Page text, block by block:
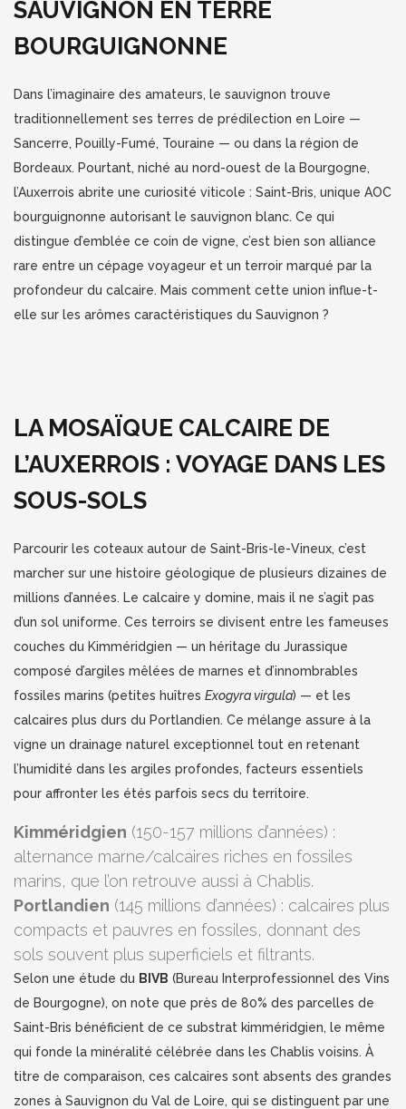
SAUVIGNON EN TERRE
BOURGUIGNONNE
Dans l’imaginaire des amateurs, le sauvignon trouve
traditionnellement ses terres de prédilection en Loire —
Sancerre, Pouilly-Fumé, Touraine — ou dans la région de
Bordeaux. Pourtant, niché au nord-ouest de la Bourgogne,
l’Auxerrois abrite une curiosité viticole : Saint-Bris, unique AOC
bourguignonne autorisant le sauvignon blanc. Ce qui
distingue d’emblée ce coin de vigne, c’est bien son alliance
rare entre un cépage voyageur et un terroir marqué par la
profondeur du calcaire. Mais comment cette union influe-t-
elle sur les arômes caractéristiques du Sauvignon ?
LA MOSAÏQUE CALCAIRE DE
L’AUXERROIS : VOYAGE DANS LES
SOUS-SOLS
Parcourir les coteaux autour de Saint-Bris-le-Vineux, c’est
marcher sur une histoire géologique de plusieurs dizaines de
millions d’années. Le calcaire y domine, mais il ne s’agit pas
d’un sol uniforme. Ces terroirs se divisent entre les fameuses
couches du Kimméridgien — un héritage du Jurassique
composé d’argiles mêlées de marnes et d’innombrables
fossiles marins (petites huîtres Exogyra virgula) — et les
calcaires plus durs du Portlandien. Ce mélange assure à la
vigne un drainage naturel exceptionnel tout en retenant
l’humidité dans les argiles profondes, facteurs essentiels
pour affronter les étés parfois secs du territoire.
Kimméridgien (150-157 millions d’années) :
alternance marne/calcaires riches en fossiles
marins, que l’on retrouve aussi à Chablis.
Portlandien (145 millions d’années) : calcaires plus
compacts et pauvres en fossiles, donnant des
sols souvent plus superficiels et filtrants.
Selon une étude du BIVB (Bureau Interprofessionnel des Vins
de Bourgogne), on note que près de 80% des parcelles de
Saint-Bris bénéficient de ce substrat kimméridgien, le même
qui fonde la minéralité célébrée dans les Chablis voisins. À
titre de comparaison, ces calcaires sont absents des grandes
zones à Sauvignon du Val de Loire, qui se distinguent par une